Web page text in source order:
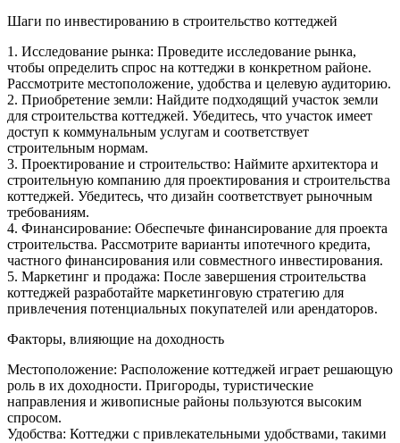
Шаги по инвестированию в строительство коттеджей
1. Исследование рынка: Проведите исследование рынка,
чтобы определить спрос на коттеджи в конкретном районе.
Рассмотрите местоположение, удобства и целевую аудиторию.
2. Приобретение земли: Найдите подходящий участок земли
для строительства коттеджей. Убедитесь, что участок имеет
доступ к коммунальным услугам и соответствует
строительным нормам.
3. Проектирование и строительство: Наймите архитектора и
строительную компанию для проектирования и строительства
коттеджей. Убедитесь, что дизайн соответствует рыночным
требованиям.
4. Финансирование: Обеспечьте финансирование для проекта
строительства. Рассмотрите варианты ипотечного кредита,
частного финансирования или совместного инвестирования.
5. Маркетинг и продажа: После завершения строительства
коттеджей разработайте маркетинговую стратегию для
привлечения потенциальных покупателей или арендаторов.
Факторы, влияющие на доходность
Местоположение: Расположение коттеджей играет решающую
роль в их доходности. Пригороды, туристические
направления и живописные районы пользуются высоким
спросом.
Удобства: Коттеджи с привлекательными удобствами, такими